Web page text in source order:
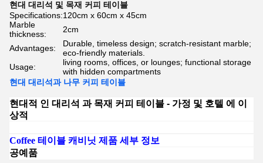
현대 대리석 및 목재 커피 테이블
Specifications:120cm x 60cm x 45cm
Marble
thickness:
2cm
Advantages:
Durable, timeless design; scratch-resistant marble;
eco-friendly materials.
Usage:
living rooms, offices, or lounges; functional storage
with hidden compartments
현대 대리석과 나무 커피 테이블
현대적 인 대리석 과 목재 커피 테이블 - 가정 및 호텔 에 이
상적
Coffee 테이블 캐비닛 제품 세부 정보
공예품